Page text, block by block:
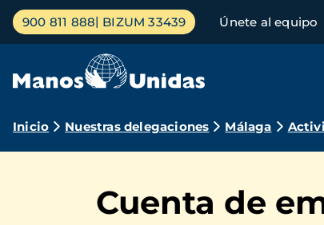
Pasar
contenido
Menú
principal
900 811 888 BIZUM 33439 Únete al equipo
Ruta
navegación
Inicio Nuestras delegaciones Málaga
Cuenta de